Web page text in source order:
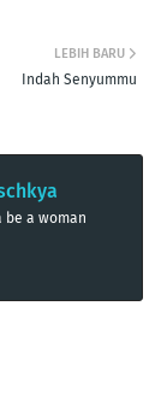
LEBIH BARU
Indah Senyummu
be a woman